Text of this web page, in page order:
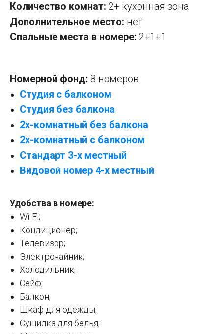
Количество комнат: 2+ кухонная зона
Дополнительное место: нет
Спальные места в номере: 2+1+1
Номерной фонд: 8 номеров
Студия с балконом
Студия без балкона
2х-комнатный без балкона
2х-комнатный с балконом
Стандарт 3-х местный
Видовой номер 4-х местный
Удобства в номере:
Wi-Fi;
Кондиционер;
Телевизор;
Электрочайник;
Холодильник;
Сейф;
Балкон;
Шкаф для одежды;
Сушилка для белья;